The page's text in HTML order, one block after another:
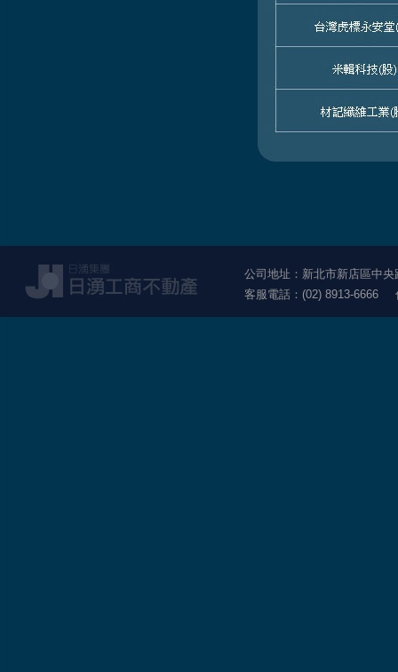
公司地址：新北市新店區中
客服電話：(02) 8913-6666